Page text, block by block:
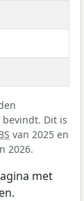
bevindt. Dit is
van 2025 en
2026.
met